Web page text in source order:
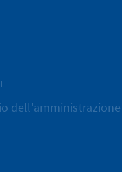
dell'amministrazione